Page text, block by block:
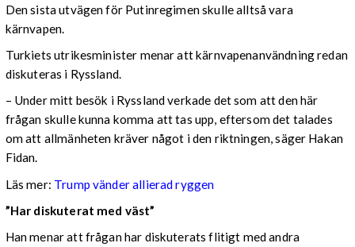
Den sista utvägen för Putinregimen skulle alltså vara
kärnvapen.
Turkiets utrikesminister menar att kärnvapenanvändning redan
diskuteras i Ryssland.
– Under mitt besök i Ryssland verkade det som att den här
frågan skulle kunna komma att tas upp, eftersom det talades
om att allmänheten kräver något i den riktningen, säger Hakan
Fidan.
Läs mer: Trump vänder allierad ryggen
”Har diskuterat med väst”
Han menar att frågan har diskuterats flitigt med andra